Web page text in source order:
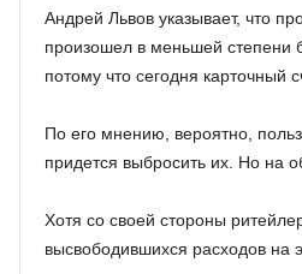
Андрей Львов указывает, что
произошел в меньшей степени
потому что сегодня карточный
По его мнению, вероятно,
придется выбросить их. Но на
Хотя со своей стороны
высвободившихся расходов на